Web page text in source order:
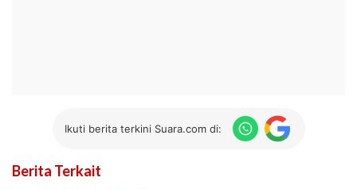
Ikuti berita terkini Suara.com di:
Berita Terkait